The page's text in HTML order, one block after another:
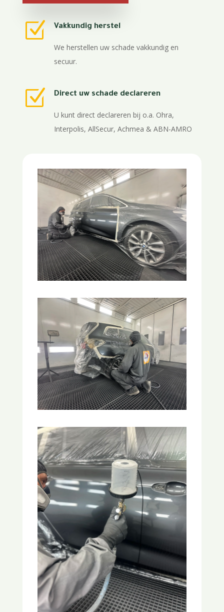
Z Vakkundig herstel
We herstellen uw schade vakkundig en
secuur.
Z Direct uw schade declareren
U kunt direct declareren bij o.a. Ohra,
Interpolis, AllSecur, Achmea & ABN-AMRO